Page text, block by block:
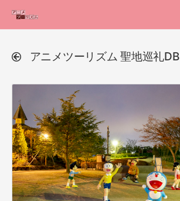
アニメツーリズム 聖地巡礼DB